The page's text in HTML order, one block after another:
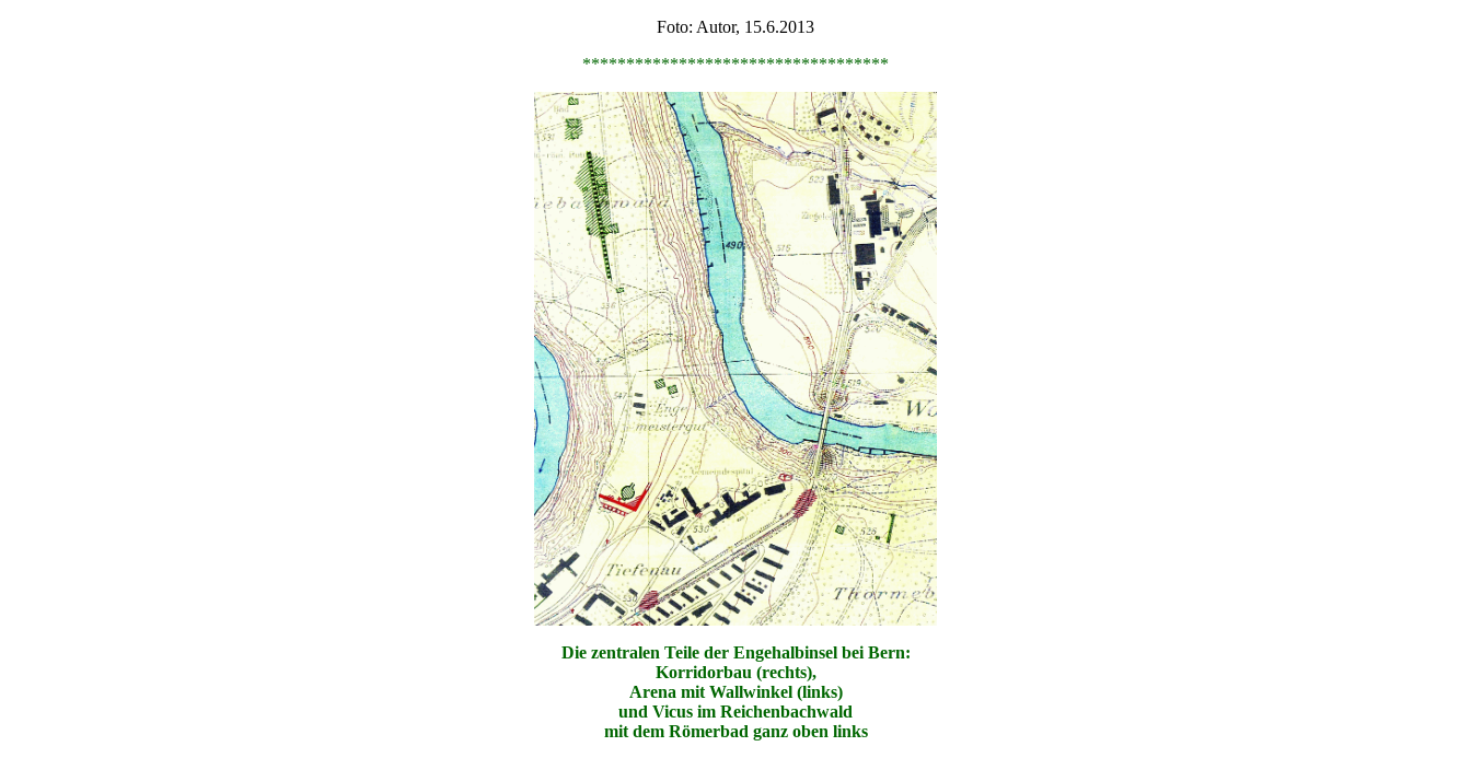
Foto: Autor, 15.6.2013
***********************************
Die zentralen Teile der Engehalbinsel bei Bern:
Korridorbau (rechts),
Arena mit Wallwinkel (links)
und Vicus im Reichenbachwald
mit dem Römerbad ganz oben links